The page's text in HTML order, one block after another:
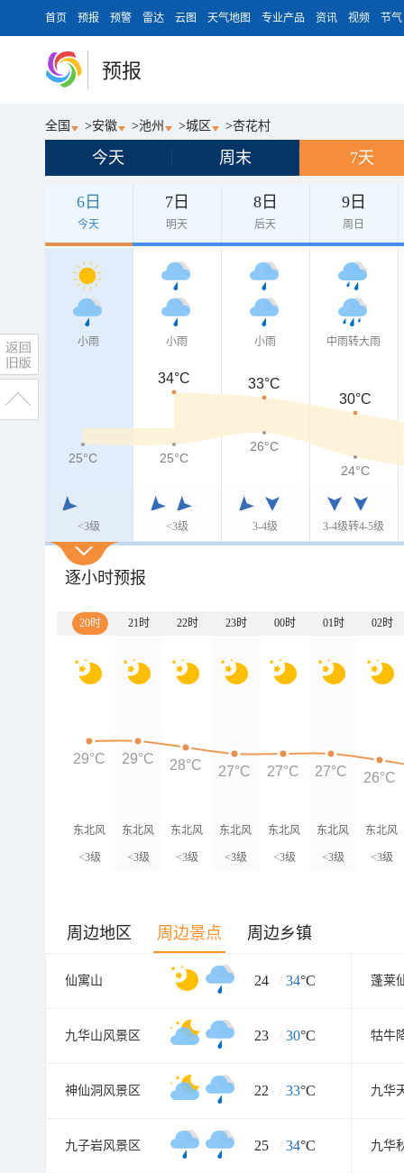
首页 预报 预警 雷达 云图 天气地图 专业产品 资讯 视频 节气
预报
全国 >安徽 >池州 >城区 >杏花村
今天 周末 7天
6日
今天
7日
明天
8日
后天
9日
周日
小雨
<3级
小雨
<3级
小雨
3-4级
中雨转大雨
3-4级转4-5级
34°C
33°C
30°C
25°C 25°C
26°C
24°C
逐小时预报
20时 21时 22时 23时 00时 01时 02时
东北风
<3级
东北风
<3级
东北风
<3级
东北风
<3级
东北风
<3级
东北风
<3级
东北风
<3级
29°C 29°C 28°C 27°C 27°C 27°C 26°C
周边地区 周边景点 周边乡镇
仙寓山 24 / 34°C 蓬莱
九华山风景区 23 / 30°C 牯牛
神仙洞风景区 22 / 33°C 九华
九子岩风景区 25 / 34°C